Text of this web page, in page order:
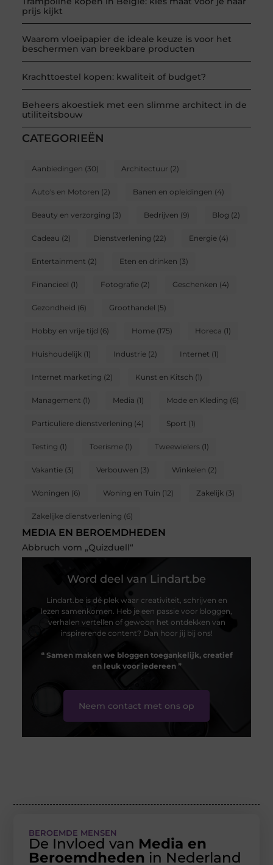
prijs kijkt
Waarom vloeipapier de ideale keuze is voor het
beschermen van breekbare producten
Krachttoestel kopen: kwaliteit of budget?
Beheers akoestiek met een slimme architect in de
utiliteitsbouw
CATEGORIEËN
Aanbiedingen (30) Architectuur (2)
Auto's en Motoren (2) Banen en opleidingen (4)
Beauty en verzorging (3) Bedrijven (9) Blog (2)
Cadeau (2) Dienstverlening (22) Energie(4)
Entertainment (2) Eten en drinken (3)
Financieel (1) Fotografie(2) Geschenken (4)
Gezondheid (6) Groothandel (5)
Hobby en vrije tijd (6) Home(175) Horeca (1)
Huishoudelijk (1) Industrie(2) Internet (1)
Internet marketing (2) Kunst en Kitsch (1)
Management (1) Media (1) Mode en Kleding (6)
Particuliere dienstverlening (4) Sport (1)
Testing (1) Toerisme(1) Tweewielers(1)
Vakantie(3) Verbouwen (3) Winkelen (2)
Woningen (6) Woning en Tuin (12) Zakelijk (3)
Zakelijke dienstverlening (6)
MEDIA EN BEROEMDHEDEN
Abbruch vom „Quizduell“
Word deel van Lindart.be
Lindart.be is dé plek waar creativiteit, schrijven en
lezen samenkomen. Heb je een passie voor bloggen,
verhalen vertellen of gewoon het ontdekken van
inspirerende content? Dan hoor jij bij ons!
❝ Samen maken we bloggen toegankelijk, creatief
en leuk voor iedereen❞
Neem contact met ons op
BEROEMDE MENSEN
De Invloed van Media en
Beroemdheden in Nederland